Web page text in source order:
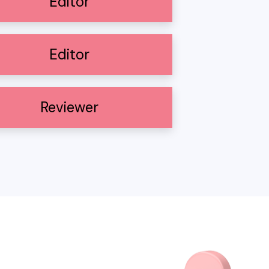
Editor
Reviewer